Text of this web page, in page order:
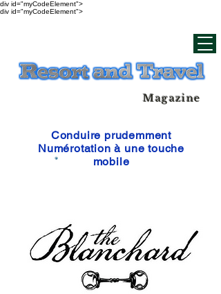
div id="myCodeElement">
div id="myCodeElement">
Magazine
Conduire prudemment
Numérotation à une touche
mobile